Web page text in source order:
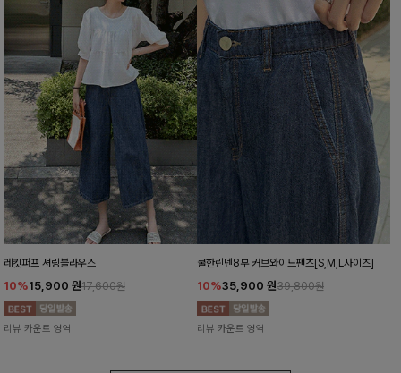
레킷퍼프 셔링블라우스
10%15,900 원17,600원
리뷰 카운트 영역
쿨한린넨8부 커브와이드팬츠[S,M,L사이즈]
10%35,900 원39,800원
리뷰 카운트 영역